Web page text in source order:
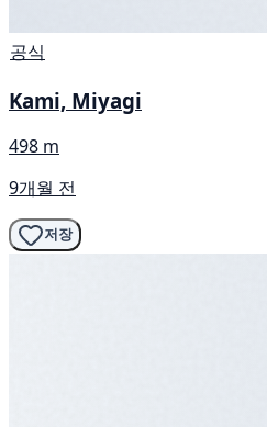
공식
Kami, Miyagi
498 m
9개월 전
저장